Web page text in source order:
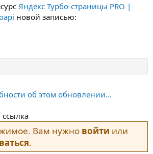
Яндекс Турбо-страницы PRO |
новой записью:
об этом обновлении...
Вам нужно войти или
.